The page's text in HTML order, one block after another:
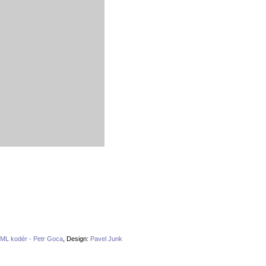
kodér - Petr Goca , Design: Pavel Junk